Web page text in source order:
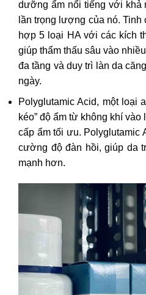
dưỡng ẩm nổi tiếng với
lần trọng lượng của nó.
hợp 5 loại HA với các kích
giúp thẩm thấu sâu vào
đa tầng và duy trì làn da
ngày.
Polyglutamic Acid, một loại
kéo” độ ẩm từ không khí
cấp ẩm tối ưu. Polyglutamic
cường độ đàn hồi, giúp da
mạnh hơn.